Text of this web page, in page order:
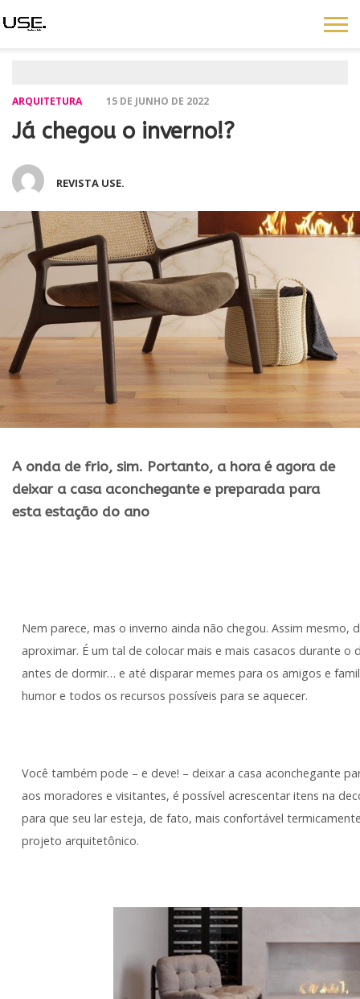
ARQUITETURA 15 DE JUNHO DE 2022
Já chegou o inverno!?
REVISTA USE.
A onda de frio, sim. Portanto, a hora é agora de
deixar a casa aconchegante e preparada para
esta estação do ano
Nem parece, mas o inverno ainda não chegou. Assim
aproximar. É um tal de colocar mais e mais casacos durante
antes de dormir… e até disparar memes para os amigos e
humor e todos os recursos possíveis para se aquecer.
Você também pode – e deve! – deixar a casa aconchegante
aos moradores e visitantes, é possível acrescentar itens na
para que seu lar esteja, de fato, mais confortável
projeto arquitetônico.